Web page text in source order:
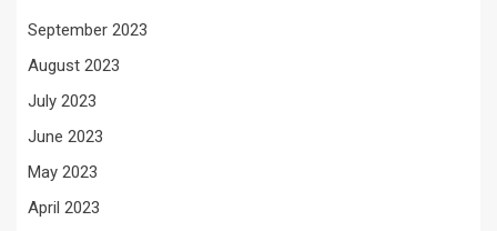
September 2023
August 2023
July 2023
June 2023
May 2023
April 2023